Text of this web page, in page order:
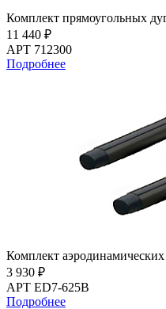
Комплект прямоугольных
11 440 ₽
АРТ 712300
Подробнее
Комплект
3 930 ₽
АРТ ED7-625B
Подробнее